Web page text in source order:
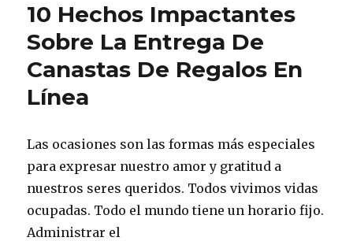
10 Hechos Impactantes
Sobre La Entrega De
Canastas De Regalos En
Línea
Las ocasiones son las formas más especiales
para expresar nuestro amor y gratitud a
nuestros seres queridos. Todos vivimos vidas
ocupadas. Todo el mundo tiene un horario fijo.
Administrar el